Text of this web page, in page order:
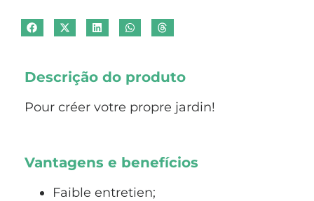
Descrição do produto
Pour créer votre propre jardin!
Vantagens e benefícios
Faible entretien;